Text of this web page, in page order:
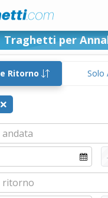
Traghetti per
Ritorno Solo